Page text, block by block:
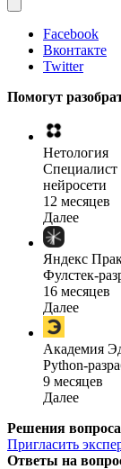
Facebook
Вконтакте
Twitter
Помогут
Нетология
нейросети
12 месяцев
Далее
Яндекс
Фулстек-
16 месяцев
Далее
Академия
Python-
9 месяцев
Далее
Решения вопроса
Пригласить
Ответы на